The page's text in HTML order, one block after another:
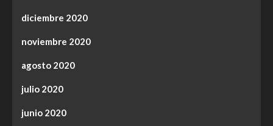
diciembre 2020
noviembre 2020
agosto 2020
julio 2020
junio 2020